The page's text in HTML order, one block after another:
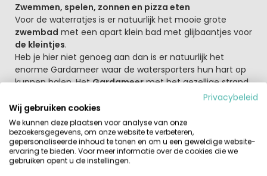
Zwemmen, spelen, zonnen en pizza eten
Voor de waterratjes is er natuurlijk het mooie grote
zwembad met een apart klein bad met glijbaantjes voor
de kleintjes.
Heb je hier niet genoeg aan dan is er natuurlijk het
enorme Gardameer waar de watersporters hun hart op
kunnen halen. HetGardameermet het gezellige strand
is eenvoudig maar
goed, je kunt hier terecht voor een heerlijke pizza maar
ook andere gerechten. Op de camping is een WiFi zone.
Peschiera op loopafstand
Camping Butterfly ligt op loopafstand van het gezellige
centrum van
Peschiera del Garda.
Privacybeleid
Wij gebruiken cookies
We kunnen deze plaatsen voor analyse van onze
bezoekersgegevens, om onze website te verbeteren,
gepersonaliseerde inhoud te tonen en om u een geweldige website-
ervaring te bieden. Voor meer informatie over de cookies die we
gebruiken opent u de instellingen.